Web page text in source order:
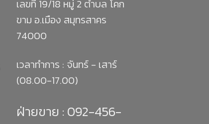
เลขที่ 19/18 หมู่ 2 ตำบล โคก
ขาม อ.เมือง สมุทรสาคร
74000
เวลาทำการ : จันทร์ - เสาร์
(08.00-17.00)
ฝ่ายขาย : 092-456-